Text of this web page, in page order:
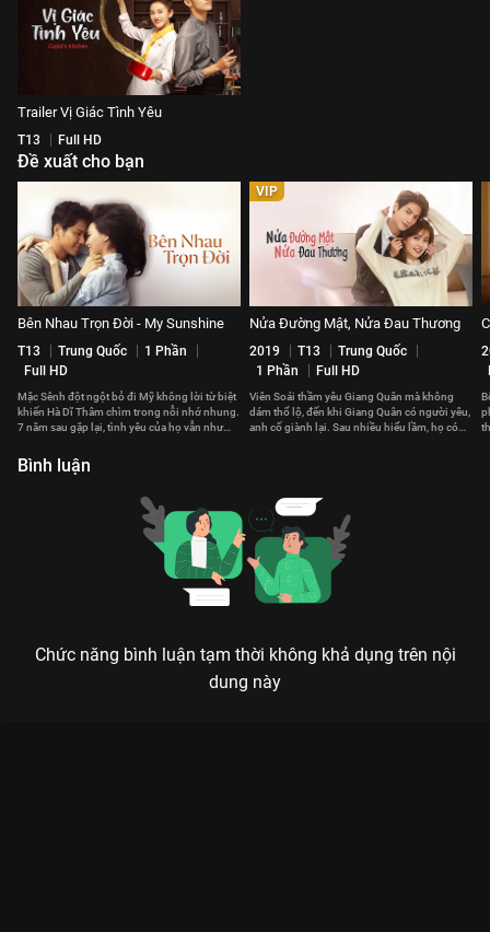
Trailer Vị Giác Tình Yêu
T13 Full HD
Đề xuất cho bạn
Bên Nhau Trọn Đời - My Sunshine
T13 Trung Quốc
1 Phần
Full HD
Mặc Sênh đột ngột bỏ đi Mỹ không lời từ biệt
khiến Hà Dĩ Thâm chìm trong nỗi nhớ nhung.
7 năm sau gặp lại, tình yêu của họ vẫn như
VIP
Nửa Đường Mật, Nửa Đau Thương
2019 T13
Trung Quốc
1 Phần
Full HD
Viên Soái thầm yêu Giang Quân mà không
dám thổ lộ, đến khi Giang Quân có người yêu,
anh cố giành lại. Sau nhiều hiểu lầm, họ có
Bình luận
Chức năng bình luận tạm thời không khả dụng trên nội
dung này